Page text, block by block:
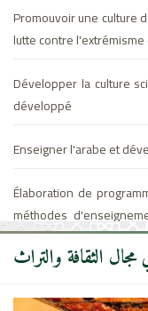
Promouvoir une culture
lutte contre
Développer la culture
développé
Enseigner l'arabe et
Élaboration de
méthodes
dans
d'enseignement unifié
الثقافة والتراث